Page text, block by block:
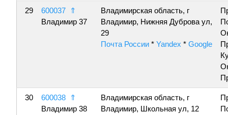
29 600037
⇑
Владимир 37
Владимирская область, г
Владимир, Нижняя Дуброва ул,
29
Почта России * Yandex * Google
30 600038
⇑
Владимир 38
Владимирская область, г
Владимир, Школьная ул, 12